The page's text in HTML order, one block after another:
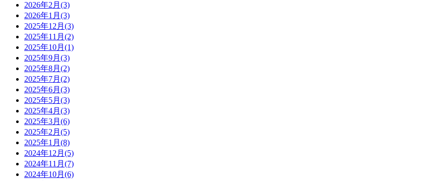
2026年2月(3)
2026年1月(3)
2025年12月(3)
2025年11月(2)
2025年10月(1)
2025年9月(3)
2025年8月(2)
2025年7月(2)
2025年6月(3)
2025年5月(3)
2025年4月(3)
2025年3月(6)
2025年2月(5)
2025年1月(8)
2024年12月(5)
2024年11月(7)
2024年10月(6)